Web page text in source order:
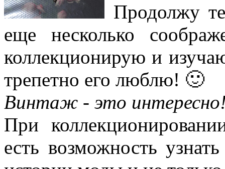
Продолжу
еще несколько
коллекционирую и
трепетно его люблю! 🙂
Винтаж - это
При
есть возможность